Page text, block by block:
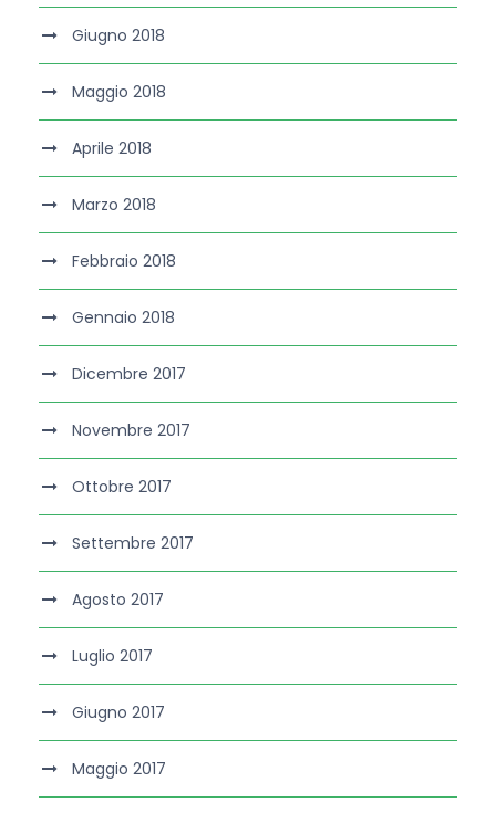
Giugno 2018
Maggio 2018
Aprile 2018
Marzo 2018
Febbraio 2018
Gennaio 2018
Dicembre 2017
Novembre 2017
Ottobre 2017
Settembre 2017
Agosto 2017
Luglio 2017
Giugno 2017
Maggio 2017